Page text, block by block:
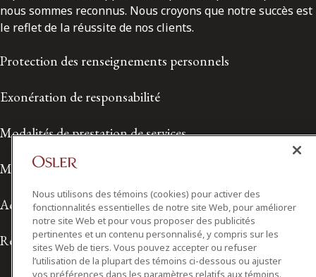
nous sommes reconnus. Nous croyons que notre succès est
le reflet de la réussite de nos clients.
Protection des renseignements personnels
Exonération de responsabilité
Modalités de prestation de services
Modalités d'utilisation
Accessibilité
Relations avec les médias
Nous utilisons des témoins (cookies) pour activer des
fonctionnalités essentielles de notre site Web, pour améliorer
notre site Web et pour vous proposer des publicités
pertinentes et un contenu personnalisé, y compris sur les
sites Web de tiers. Vous pouvez accepter ou refuser
l’utilisation de la plupart des témoins ci-dessous ou ajuster
vos préférences dans les paramètres relatifs aux témoins.